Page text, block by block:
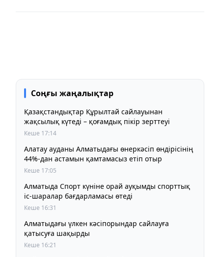
Соңғы жаңалықтар
Қазақстандықтар Құрылтай сайлауынан
жақсылық күтеді – қоғамдық пікір зерттеуі
Кеше 17:14
Алатау ауданы Алматыдағы өнеркәсіп өндірісінің
44%-дан астамын қамтамасыз етіп отыр
Кеше 17:05
Алматыда Спорт күніне орай ауқымды спорттық
іс-шаралар бағдарламасы өтеді
Кеше 16:31
Алматыдағы үлкен кәсіпорындар сайлауға
қатысуға шақырды
Кеше 16:21